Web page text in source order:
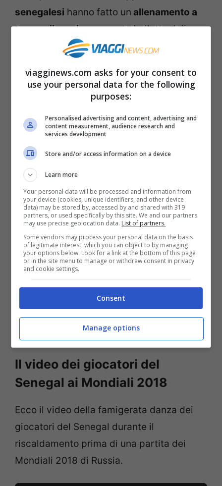
senegalesi hanno fatto un allenamento a
tempo di musicae questo balletto della
nazionale di Aliou Cisseè diventato
una sorta diballo di gruppo. Una cosa
semplice, si comincia con un passo a
destra, un passo a sinistra e delle parole
cantate accompagnate dal battere delle
mani. Poi la squadra si riunisce in cerchio,
crea una sorta di nuvoletta e all’interno, a
turno, vanno i vari giocatori che si
esibiscono una piccola danza mentre gli
altri continuano a muoversi, saltellare sul
sicuramente nellospirito dei Mondiali di
calciodove oltre alla voglia di vincere che
assolutamente accompagna tutti i
giocatori bisogna anche ricordarsi che il
calcio di fondo è un gioco e come tale va
preso è vissuto.
Il video dei giocatori del
Senegal ai Mondiali 2018
Ecco il video della famigerata danza dei
giocatori del Senegal durante il
riscaldamento prima di una partita dei
Mondiali 2018 di Russia.
viagginews.com asks for your consent to
use your personal data for the following
purposes:
Personalised advertising and content, advertising and
content measurement, audience research and
services development
Store and/or access information on a device
Learn more
Your personal data will be processed and information from
your device (cookies, unique identifiers, and other device
data) may be stored by, accessed by and shared with 319
partners, or used specifically by this site. We and our partners
may use precise geolocation data. List of partners.
Some vendors may process your personal data on the basis
of legitimate interest, which you can object to by managing
your options below. Look for a link at the bottom of this page
or in the site menu to manage or withdraw consent in privacy
and cookie settings.
Consent
Manage options